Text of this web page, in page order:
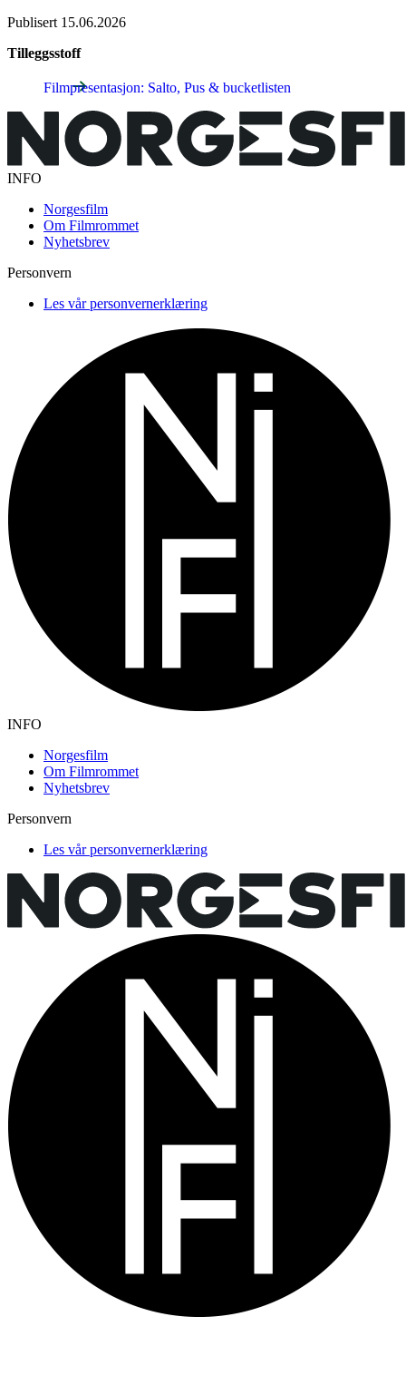
Publisert 15.06.2026
Tilleggsstoff
Filmpresentasjon: Salto, Pus & bucketlisten
INFO
Norgesfilm
Om Filmrommet
Nyhetsbrev
Personvern
Les vår personvernerklæring
INFO
Norgesfilm
Om Filmrommet
Nyhetsbrev
Personvern
Les vår personvernerklæring